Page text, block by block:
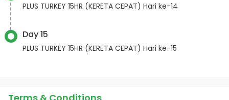
PLUS TURKEY 15HR (KERETA CEPAT) Hari ke-14
Day 15
PLUS TURKEY 15HR (KERETA CEPAT) Hari ke-15